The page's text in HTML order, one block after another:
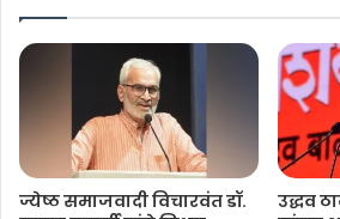
ज्येष्ठ समाजवादी विचारवंत डॉ.
उद्धव